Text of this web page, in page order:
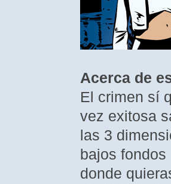
Acerca de
El crimen sí
vez exitosa
las 3
bajos
donde